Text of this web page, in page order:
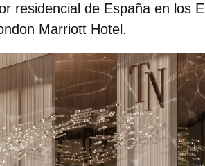
residencial de España en los
Marriott Hotel.